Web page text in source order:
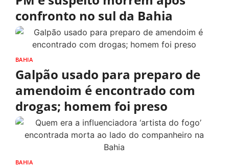
confronto no sul da Bahia
BAHIA
Galpão usado para preparo de
amendoim é encontrado com
drogas; homem foi preso
BAHIA